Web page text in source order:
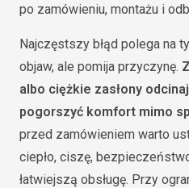
po zamówieniu, montażu i
Najczęstszy błąd polega na
objaw, ale pomija przyczynę.
albo ciężkie zasłony
pogorszyć komfort mimo
przed zamówieniem warto
ciepło, ciszę,
łatwiejszą obsługę. Przy